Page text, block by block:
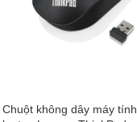
Chuột không dây máy tính,